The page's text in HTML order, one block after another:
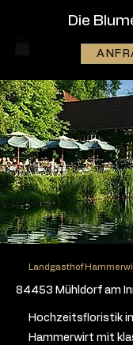
Die
Landgasthof
84453 Mühldorf am
Hochzeitsfloristik
Hammerwirt mit